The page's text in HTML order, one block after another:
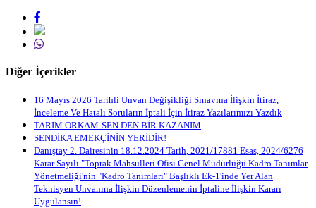
Diğer İçerikler
16 Mayıs 2026 Tarihli Unvan Değişikliği Sınavına İlişkin İtiraz,
İnceleme Ve Hatalı Soruların İptali İçin İtiraz Yazılarımızı Yazdık
TARIM ORKAM-SEN DEN BİR KAZANIM
SENDİKA EMEKÇİNİN YERİDİR!
Danıştay 2. Dairesinin 18.12.2024 Tarih, 2021/17881 Esas, 2024/6276
Karar Sayılı "Toprak Mahsulleri Ofisi Genel Müdürlüğü Kadro Tanımlar
Yönetmeliği'nin "Kadro Tanımları" Başlıklı Ek-1'inde Yer Alan
Teknisyen Unvanına İlişkin Düzenlemenin İptaline İlişkin Kararı
Uygulansın!